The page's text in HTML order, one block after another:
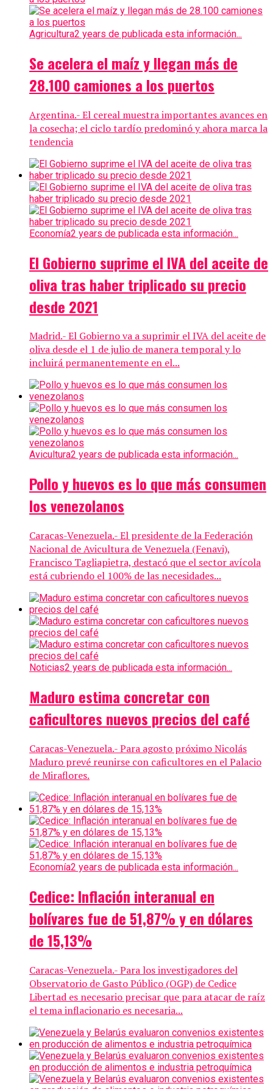
Agricultura2 years de publicada esta información...
Se acelera el maíz y llegan más de
28.100 camiones a los puertos
Argentina.- El cereal muestra importantes avances en
la cosecha; el ciclo tardío predominó y ahora marca la
tendencia
Economía2 years de publicada esta información...
El Gobierno suprime el IVA del aceite de
oliva tras haber triplicado su precio
desde 2021
Madrid.- El Gobierno va a suprimir el IVA del aceite de
oliva desde el 1 de julio de manera temporal y lo
incluirá permanentemente en el...
Avicultura2 years de publicada esta información...
Pollo y huevos es lo que más consumen
los venezolanos
Caracas-Venezuela.- El presidente de la Federación
Nacional de Avicultura de Venezuela (Fenavi),
Francisco Tagliapietra, destacó que el sector avícola
está cubriendo el 100% de las necesidades...
Noticias2 years de publicada esta información...
Maduro estima concretar con
caficultores nuevos precios del café
Caracas-Venezuela.- Para agosto próximo Nicolás
Maduro prevé reunirse con caficultores en el Palacio
de Miraflores.
Economía2 years de publicada esta información...
Cedice: Inflación interanual en
bolívares fue de 51,87% y en dólares
de 15,13%
Caracas-Venezuela.- Para los investigadores del
Observatorio de Gasto Público (OGP) de Cedice
Libertad es necesario precisar que para atacar de raíz
el tema inflacionario es necesaria...